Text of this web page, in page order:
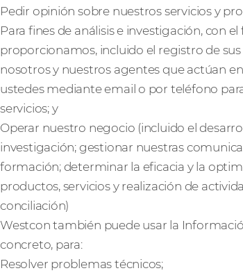
Pedir opinión sobre nuestros servicios y
Para fines de análisis e investigación, con
proporcionamos, incluido el registro de
nosotros y nuestros agentes que actúan
ustedes mediante email o por teléfono
servicios; y
Operar nuestro negocio (incluido el
investigación; gestionar nuestras
formación; determinar la eficacia y la
productos, servicios y realización de
conciliación)
Westcon también puede usar la
concreto, para:
Resolver problemas técnicos;